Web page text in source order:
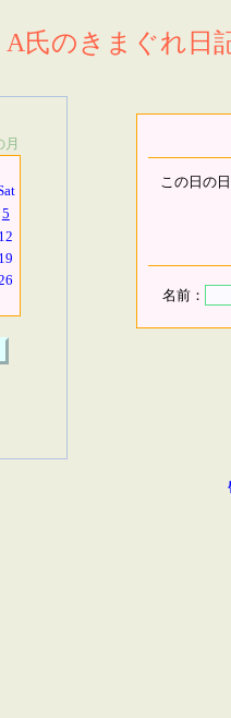
A氏のきまぐれ日
月
5
12
19
この日の
名前：